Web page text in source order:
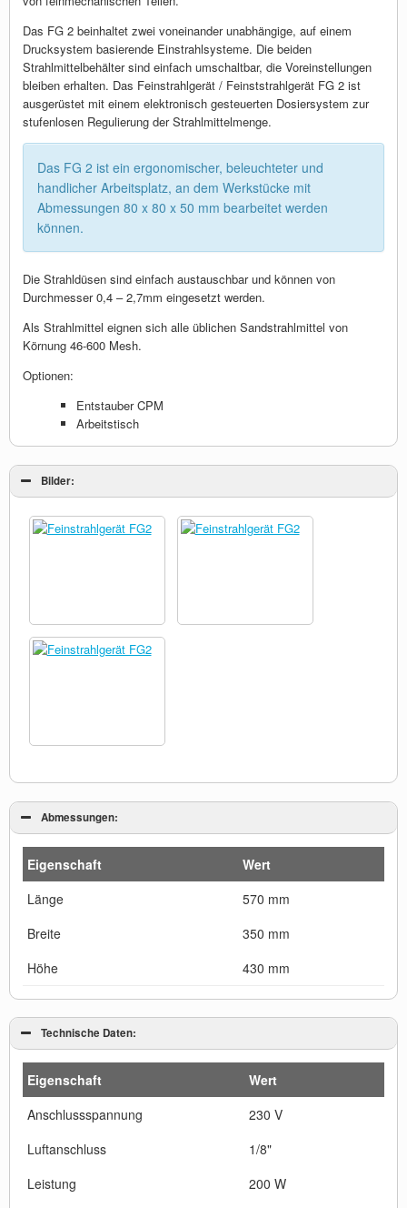
Das FG 2 beinhaltet zwei voneinander unabhängige, auf einem
Drucksystem basierende Einstrahlsysteme. Die beiden
Strahlmittelbehälter sind einfach umschaltbar, die Voreinstellungen
bleiben erhalten. Das Feinstrahlgerät / Feinststrahlgerät FG 2 ist
ausgerüstet mit einem elektronisch gesteuerten Dosiersystem zur
stufenlosen Regulierung der Strahlmittelmenge.
Das FG 2 ist ein ergonomischer, beleuchteter und
handlicher Arbeitsplatz, an dem Werkstücke mit
Abmessungen 80 x 80 x 50 mm bearbeitet werden
können.
Die Strahldüsen sind einfach austauschbar und können von
Durchmesser 0,4 – 2,7mm eingesetzt werden.
Als Strahlmittel eignen sich alle üblichen Sandstrahlmittel von
Körnung 46-600 Mesh.
Optionen:
Entstauber CPM
Arbeitstisch
Bilder:
Abmessungen:
Eigenschaft
Wert
Länge
570 mm
Breite
350 mm
Höhe
430 mm
Technische Daten:
Eigenschaft
Wert
Anschlussspannung
230 V
Luftanschluss
1/8"
Leistung
200 W